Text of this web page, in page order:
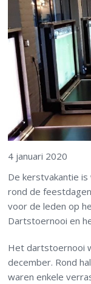
4 januari 2020
De kerstvakantie
rond de
voor de leden op
Dartstoernooi en
Het dartstoernooi
december. Rond
waren enkele